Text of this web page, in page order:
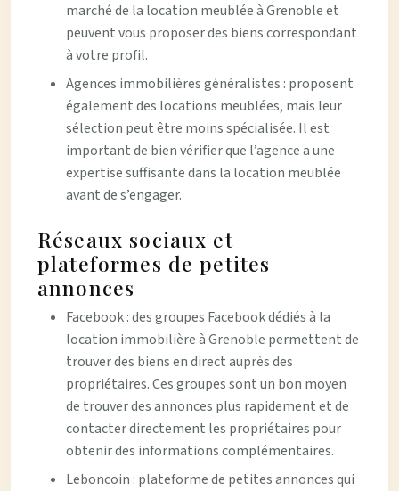
marché de la location meublée à Grenoble et
peuvent vous proposer des biens correspondant
à votre profil.
Agences immobilières généralistes : proposent
également des locations meublées, mais leur
sélection peut être moins spécialisée. Il est
important de bien vérifier que l’agence a une
expertise suffisante dans la location meublée
avant de s’engager.
Réseaux sociaux et
plateformes de petites
annonces
Facebook : des groupes Facebook dédiés à la
location immobilière à Grenoble permettent de
trouver des biens en direct auprès des
propriétaires. Ces groupes sont un bon moyen
de trouver des annonces plus rapidement et de
contacter directement les propriétaires pour
obtenir des informations complémentaires.
Leboncoin : plateforme de petites annonces qui